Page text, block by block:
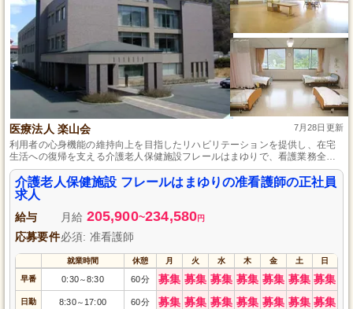
医療法人 楽山会 7月28日更新
利用者の心身機能の維持向上を目指したリハビリテーションを提供し、在宅
生活への復帰を支える介護老人保健施設フレールはまゆりで、看護業務全般
を担当する准看護師を募集しています。未経験者も応募可能で、福利厚生が
整った条件で正社員採用し、日勤のみの勤務も相談可能です。介護スタッフ
と連携し、笑顔あふれる施設を一緒につくりましょう。
介護老人保健施設 フレールはまゆりの准看護師の正社員
求人
給与 月給 205,900~234,580円
応募要件必須: 准看護師
就業時間 休憩 月 火 水 木 金 土 日
早番 0:30～8:30 60分 募集 募集 募集 募集 募集 募集 募集
日勤 8:30～ 17:00 60分 募集 募集 募集 募集 募集 募集 募集